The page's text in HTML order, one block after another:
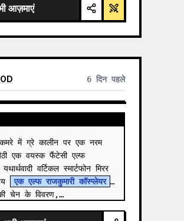
"बाईं ओर '{argument
आज़माएं
6 दिन पहले
में ग्रे कालीन पर एक नरम
एक वयस्क फैंटेसी एल्फ
वर्टिकल स्मार्टफोन मिरर
एक एल्फ राजकुमारी कॉस्प्लेयर
चेन के विवरण,…